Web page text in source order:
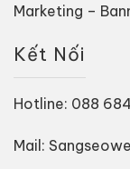
Marketing –
Kết Nối
Hotline: 088
Mail: